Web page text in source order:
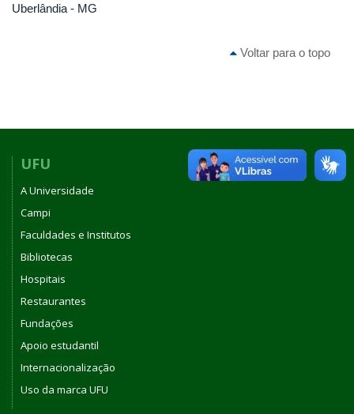
Uberlândia - MG
Voltar para o topo
UFU
A Universidade
Campi
Faculdades e Institutos
Bibliotecas
Hospitais
Restaurantes
Fundações
Apoio estudantil
Internacionalização
Uso da marca UFU